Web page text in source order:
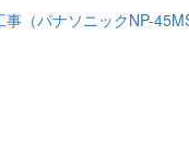
（パナソニックNP-